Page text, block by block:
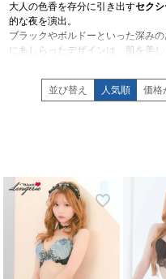
大人の色香を存分に引き出すセク
的な夜を演出。
ブラックやボルドーといった深み
にあしらったデザインは、肌を美
が、女性らしいボディラインをア
ただ露出するだけでなく、気品を
日常を脱ぎ捨てて、官能的でミス
myMinetteのセクシーランジェリー
してみませんか？♥
並び替え 人気順 価格